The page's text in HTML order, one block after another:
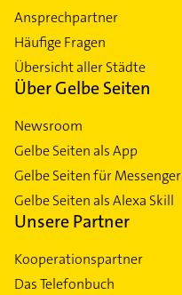
Ansprechpartner
Häufige Fragen
Übersicht aller Städte
Über Gelbe Seiten
Newsroom
Gelbe Seiten als App
Gelbe Seiten für Messenger
Gelbe Seiten als Alexa Skill
Unsere Partner
Kooperationspartner
Das Telefonbuch